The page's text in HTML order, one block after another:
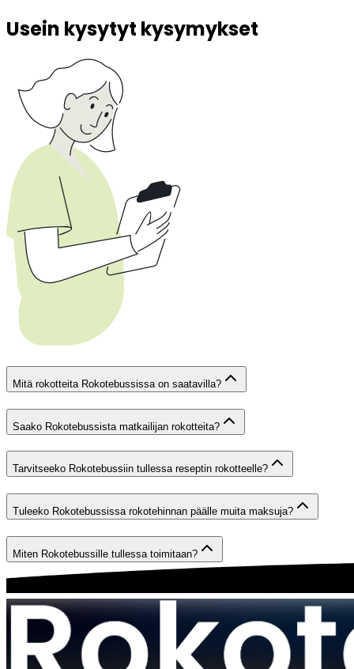
Usein kysytyt kysymykset
Mitä rokotteita Rokotebussissa on saatavilla?
Saako Rokotebussista matkailijan rokotteita?
Tarvitseeko Rokotebussiin tullessa reseptin rokotteelle?
Tuleeko Rokotebussissa rokotehinnan päälle muita maksuja?
Miten Rokotebussille tullessa toimitaan?